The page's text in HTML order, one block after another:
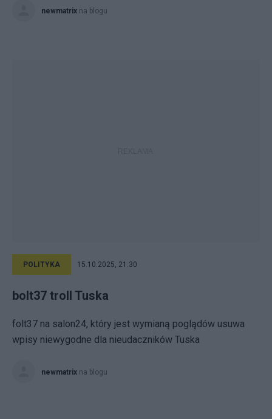
newmatrix na blogu
POLITYKA 15.10.2025, 21:30
bolt37 troll Tuska
folt37 na salon24, który jest wymianą poglądów usuwa
wpisy niewygodne dla nieudaczników Tuska
newmatrix na blogu